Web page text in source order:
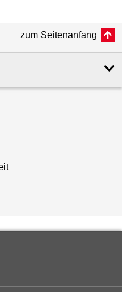
zum Seitenanfang